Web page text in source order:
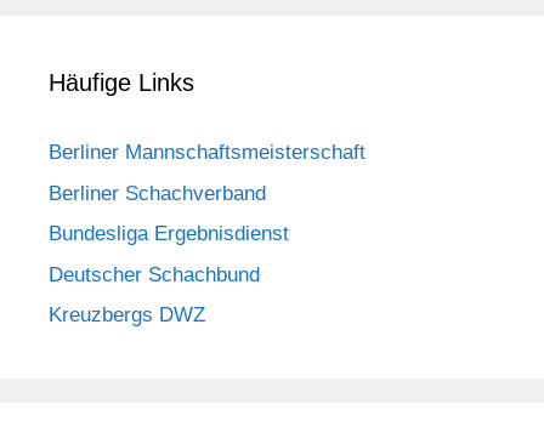
Häufige Links
Berliner Mannschaftsmeisterschaft
Berliner Schachverband
Bundesliga Ergebnisdienst
Deutscher Schachbund
Kreuzbergs DWZ